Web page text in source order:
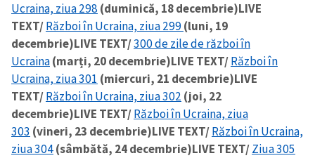
Ucraina, ziua 298 (duminică, 18 decembrie)LIVE
TEXT/Război în Ucraina, ziua 299(luni, 19
decembrie)LIVE TEXT/300 de zile de război în
Ucraina(marți, 20 decembrie)LIVE TEXT/Război în
Ucraina, ziua 301 (miercuri, 21 decembrie)LIVE
TEXT/Război în Ucraina, ziua 302 (joi, 22
decembrie)LIVE TEXT/Război în Ucraina, ziua
303 (vineri, 23 decembrie)LIVE TEXT/Război în Ucraina,
ziua 304(sâmbătă, 24 decembrie)LIVE TEXT/Ziua 305